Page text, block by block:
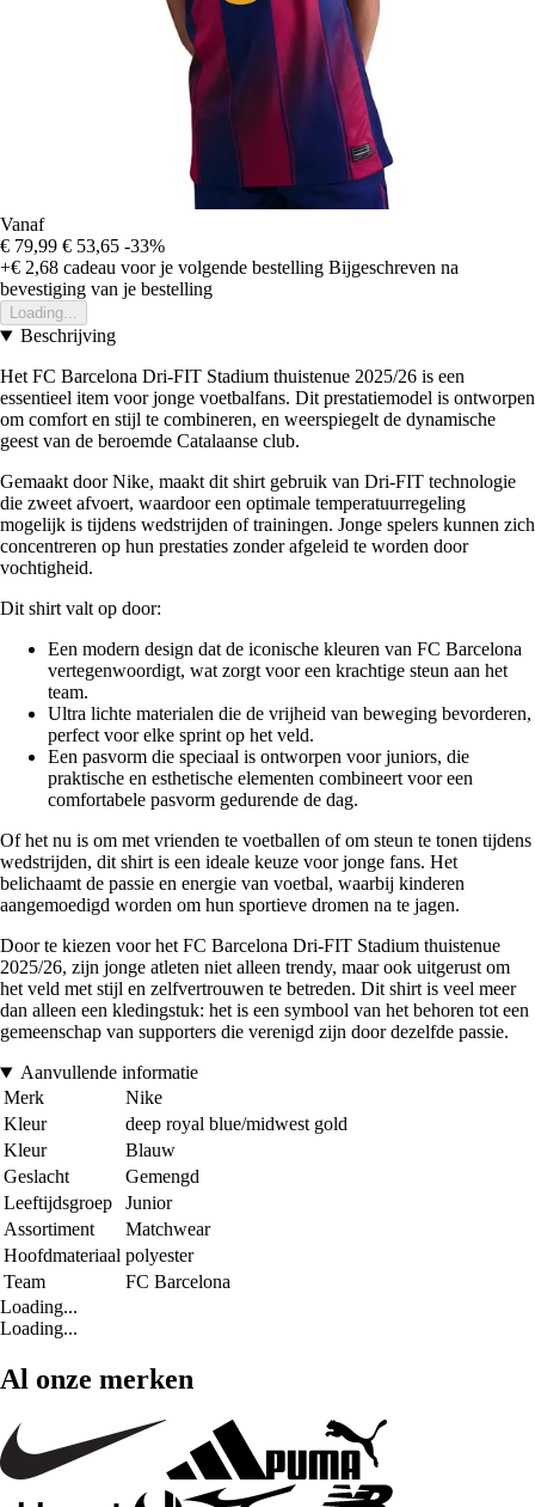
Vanaf
€ 79,99 € 53,65 -33%
+€ 2,68 cadeau voor je volgende bestelling Bijgeschreven na
bevestiging van je bestelling
Loading...
Beschrijving
Het FC Barcelona Dri-FIT Stadium thuistenue 2025/26 is een
essentieel item voor jonge voetbalfans. Dit prestatiemodel is ontworpen
om comfort en stijl te combineren, en weerspiegelt de dynamische
geest van de beroemde Catalaanse club.
Gemaakt door Nike, maakt dit shirt gebruik van Dri-FIT technologie
die zweet afvoert, waardoor een optimale temperatuurregeling
mogelijk is tijdens wedstrijden of trainingen. Jonge spelers kunnen zich
concentreren op hun prestaties zonder afgeleid te worden door
vochtigheid.
Dit shirt valt op door:
Een modern design dat de iconische kleuren van FC Barcelona
vertegenwoordigt, wat zorgt voor een krachtige steun aan het
team.
Ultra lichte materialen die de vrijheid van beweging bevorderen,
perfect voor elke sprint op het veld.
Een pasvorm die speciaal is ontworpen voor juniors, die
praktische en esthetische elementen combineert voor een
comfortabele pasvorm gedurende de dag.
Of het nu is om met vrienden te voetballen of om steun te tonen tijdens
wedstrijden, dit shirt is een ideale keuze voor jonge fans. Het
belichaamt de passie en energie van voetbal, waarbij kinderen
aangemoedigd worden om hun sportieve dromen na te jagen.
Door te kiezen voor het FC Barcelona Dri-FIT Stadium thuistenue
2025/26, zijn jonge atleten niet alleen trendy, maar ook uitgerust om
het veld met stijl en zelfvertrouwen te betreden. Dit shirt is veel meer
dan alleen een kledingstuk: het is een symbool van het behoren tot een
gemeenschap van supporters die verenigd zijn door dezelfde passie.
Aanvullende informatie
Merk
Nike
Kleur
deep royal blue/midwest gold
Kleur
Blauw
Geslacht
Gemengd
Leeftijdsgroep
Junior
Assortiment
Matchwear
Hoofdmateriaal polyester
Team
FC Barcelona
Loading...
Loading...
Al onze merken